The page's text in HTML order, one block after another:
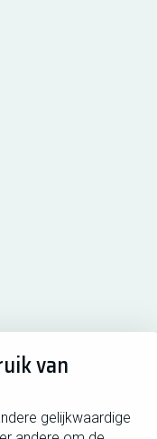
van
gelijkwaardige